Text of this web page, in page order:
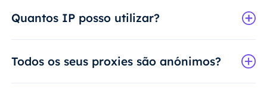
Quantos IP posso utilizar?
Todos os seus proxies são anónimos?